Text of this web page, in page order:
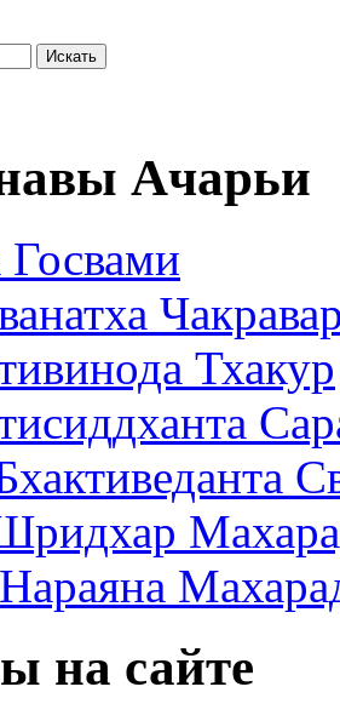
Ачарьи
Госвами
Тхакур
на сайте